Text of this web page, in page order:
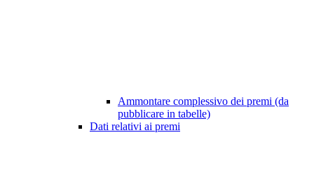
Ammontare complessivo dei premi (da
pubblicare in tabelle)
Dati relativi ai premi